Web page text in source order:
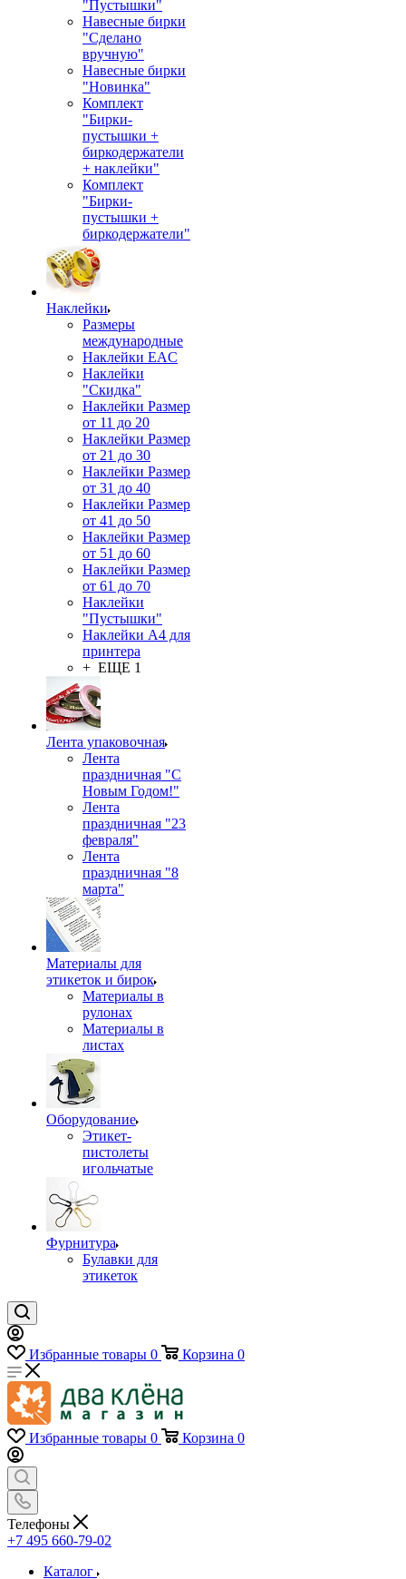
"Пустышки"
Навесные бирки
"Сделано
вручную"
Навесные бирки
"Новинка"
Комплект
"Бирки-
пустышки +
биркодержатели
+ наклейки"
Комплект
"Бирки-
пустышки +
биркодержатели"
Наклейки
Размеры
международные
Наклейки EAC
Наклейки
"Скидка"
Наклейки Размер
от 11 до 20
Наклейки Размер
от 21 до 30
Наклейки Размер
от 31 до 40
Наклейки Размер
от 41 до 50
Наклейки Размер
от 51 до 60
Наклейки Размер
от 61 до 70
Наклейки
"Пустышки"
Наклейки А4 для
принтера
+ ЕЩЕ 1
Лента упаковочная
Лента
праздничная "С
Новым Годом!"
Лента
праздничная "23
февраля"
Лента
праздничная "8
марта"
Материалы для
этикеток и бирок
Материалы в
рулонах
Материалы в
листах
Оборудование
Этикет-
пистолеты
игольчатые
Фурнитура
Булавки для
этикеток
Избранные товары 0 Корзина 0
Избранные товары 0 Корзина 0
Телефоны
+7 495 660-79-02
Каталог